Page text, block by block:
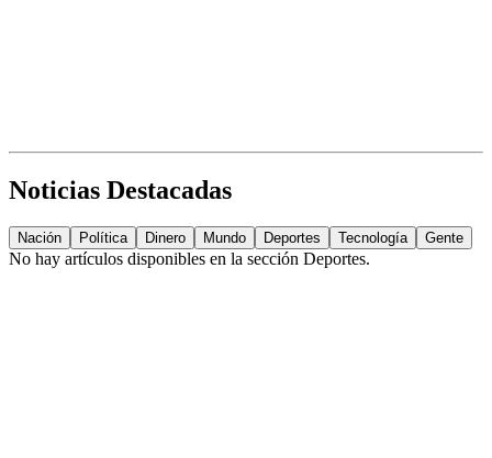
Noticias Destacadas
Nación Política Dinero Mundo Deportes Tecnología Gente
No hay artículos disponibles en la sección Deportes.